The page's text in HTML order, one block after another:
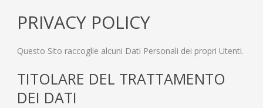
PRIVACY POLICY
Questo Sito raccoglie alcuni Dati Personali dei propri Utenti.
TITOLARE DEL TRATTAMENTO
DEI DATI